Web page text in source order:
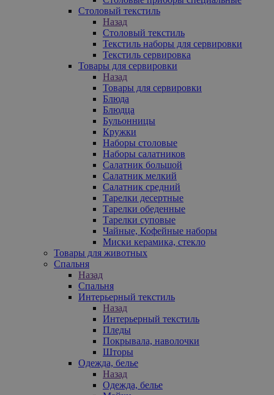
Столовый текстиль
Назад
Столовый текстиль
Текстиль наборы для сервировки
Текстиль сервировка
Товары для сервировки
Назад
Товары для сервировки
Блюда
Блюдца
Бульонницы
Кружки
Наборы столовые
Наборы салатников
Салатник большой
Салатник мелкий
Салатник средний
Тарелки десертные
Тарелки обеденные
Тарелки суповые
Чайные, Кофейные наборы
Миски керамика, стекло
Товары для животных
Спальня
Назад
Спальня
Интерьерный текстиль
Назад
Интерьерный текстиль
Пледы
Покрывала, наволочки
Шторы
Одежда, белье
Назад
Одежда, белье